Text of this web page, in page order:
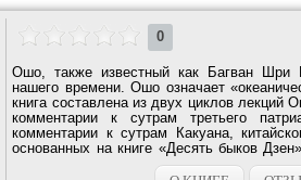
0
Ошо, также известный как Багван
нашего времени. Ошо означает
книга составлена из двух циклов
комментарии к сутрам третьего
комментарии к сутрам Какуана,
основанных на книге «Десять быков